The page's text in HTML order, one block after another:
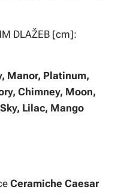
DLAŽEB [cm]:
Manor, Platinum,
Chimney, Moon,
Lilac, Mango
Ceramiche Caesar